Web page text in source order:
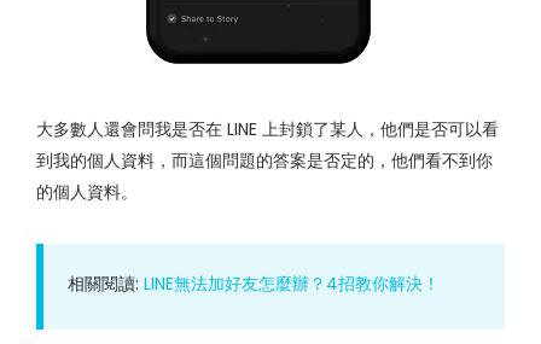
大多數人還會問我是否在 LINE 上封鎖了某人，他們是否可以看
到我的個人資料，而這個問題的答案是否定的，他們看不到你
的個人資料。
相關閱讀: LINE無法加好友怎麼辦？4招教你解決！